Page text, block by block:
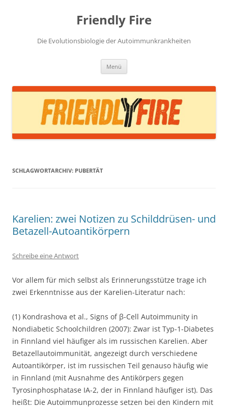
Friendly Fire
Die Evolutionsbiologie der Autoimmunkrankheiten
Menü
SCHLAGWORTARCHIV: PUBERTÄT
Karelien: zwei Notizen zu Schilddrüsen- und
Betazell-Autoantikörpern
Schreibe eine Antwort
Vor allem für mich selbst als Erinnerungsstütze trage ich
zwei Erkenntnisse aus der Karelien-Literatur nach:
(1) Kondrashova et al., Signs of β-Cell Autoimmunity in
Nondiabetic Schoolchildren (2007): Zwar ist Typ-1-Diabetes
in Finnland viel häufiger als im russischen Karelien. Aber
Betazellautoimmunität, angezeigt durch verschiedene
Autoantikörper, ist im russischen Teil genauso häufig wie
in Finnland (mit Ausnahme des Antikörpers gegen
Tyrosinphosphatase IA-2, der in Finnland häufiger ist). Das
heißt: Die Autoimmunprozesse setzen bei den Kindern mit